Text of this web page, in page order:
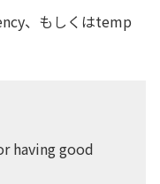
、もしくはtemp
having good